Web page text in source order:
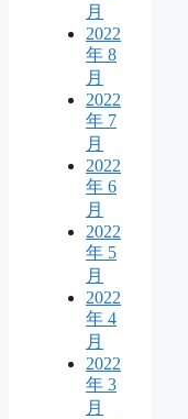
月
2022
年 8
月
2022
年 7
月
2022
年 6
月
2022
年 5
月
2022
年 4
月
2022
年 3
月